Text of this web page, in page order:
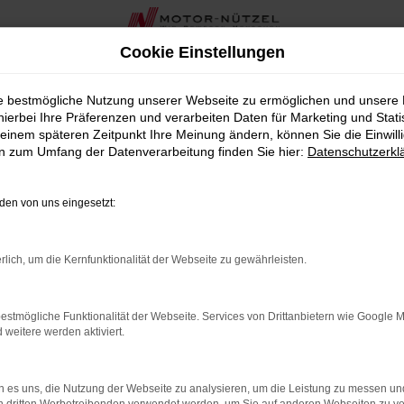
Kompaktklasse bei Motor-
Technik und Ausstattung gezielt auf Ihren Alltag
zu Ihrem Nutzungsprofil passen. So können Sie Ihren
die aktuelle Konnektivität, moderne
bei Komfort, Design und digitalem Bedienkonzept zur
NETWORK ERROR
ist ein Fehler aufgetreten.
Cookie Einstellungen
bestmögliche Nutzung unserer Webseite zu ermöglichen und unsere
Ihre Präferenzen und verarbeiten Daten für Marketing und
späteren Zeitpunkt Ihre Meinung ändern, können Sie die
zum Umfang der Datenverarbeitung finden Sie hier:
von uns eingesetzt:
um die Kernfunktionalität der Webseite zu gewährleisten.
Funktionalität der Webseite. Services von Drittanbietern wie Google
weitere werden aktiviert.
es uns, die Nutzung der Webseite zu analysieren, um die Leistung zu messen